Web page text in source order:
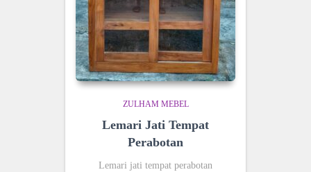
ZULHAM MEBEL
Lemari Jati Tempat
Perabotan
Lemari jati tempat perabotan